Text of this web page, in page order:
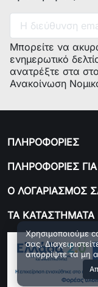
Μπορείτε να
ενημερωτικό
ανατρέξτε στα
Ανακοίνωση
ΠΛΗΡΟΦΟΡΙΕΣ
ΠΛΗΡΟΦΟΡΙΕΣ
Ο ΛΟΓΑΡΙΑΣΜΟΣ
ΤΑ
Χρησιμοποιούμε
σας.
απορρίψτε τα μη